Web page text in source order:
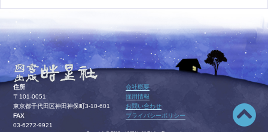
住所
〒101-0051
東京都千代田区神田神保町3-10-601
FAX
03-6272-9921
会社概要
採用情報
お問い合わせ
プライバシーポリシー